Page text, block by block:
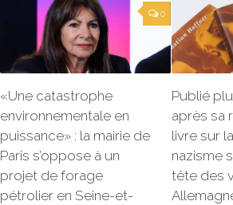
0
«Une catastrophe
environnementale en
puissance» : la mairie de
Paris s’oppose à un
projet de forage
pétrolier en Seine-et-
Publié
après sa
livre sur
nazisme
tête des